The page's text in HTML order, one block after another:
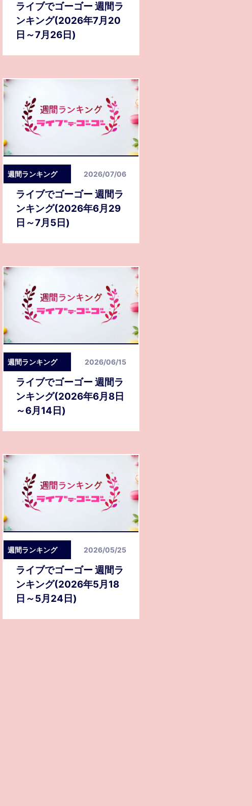
ライブでゴーゴー 週間ラ
ンキング(2026年7月20
日～7月26日)
週間ランキング 2026/07/06
ライブでゴーゴー 週間ラ
ンキング(2026年6月29
日～7月5日)
週間ランキング 2026/06/15
ライブでゴーゴー 週間ラ
ンキング(2026年6月8日
～6月14日)
週間ランキング 2026/05/25
ライブでゴーゴー 週間ラ
ンキング(2026年5月18
日～5月24日)